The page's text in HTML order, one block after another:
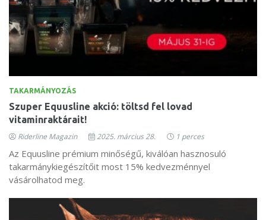
TAKARMÁNYOZÁS
Szuper Equusline akció: töltsd fel lovad
vitaminraktárait!
Riderline Magazin 2025. március 28. 1 perces
Az Equusline prémium minőségű, kiválóan hasznosuló
takarmánykiegészítőit most 15% kedvezménnyel
vásárolhatod meg.